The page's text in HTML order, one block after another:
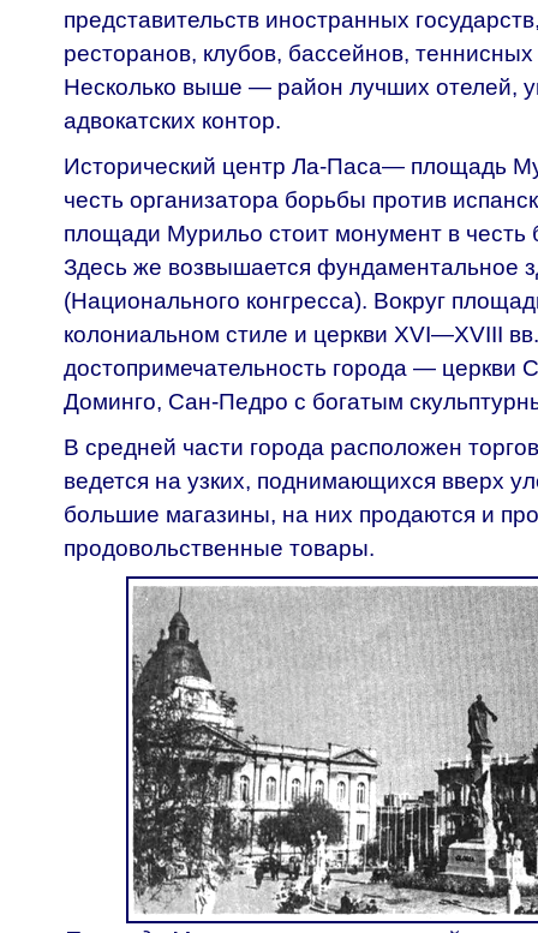
представительств иностранных
ресторанов, клубов, бассейнов,
Несколько выше — район лучших отелей,
адвокатских контор.
Исторический центр Ла-Паса— площадь
честь организатора борьбы против
площади Мурильо стоит монумент в честь
Здесь же возвышается фундаментальное
(Национального конгресса). Вокруг
колониальном стиле и церкви XVI—XVIII
достопримечательность города — церкви
Доминго, Сан-Педро с богатым
В средней части города расположен
ведется на узких, поднимающихся вверх
большие магазины, на них продаются и
продовольственные товары.